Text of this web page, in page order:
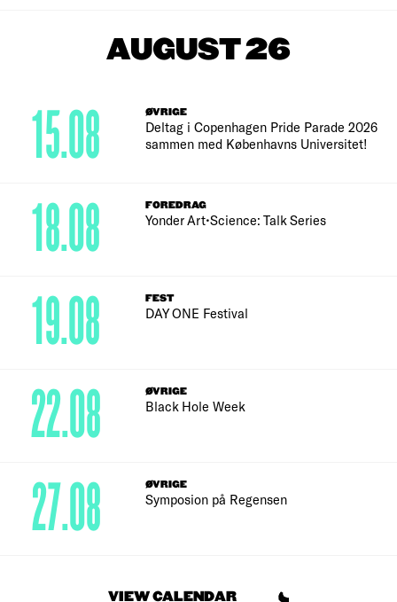
AUGUST 26
ØVRIGE
Deltag i Copenhagen Pride Parade 2026
sammen med Københavns Universitet!
15.08
FOREDRAG
Yonder Art•Science: Talk Series
18.08
FEST
DAY ONE Festival
19.08
ØVRIGE
Black Hole Week
22.08
ØVRIGE
Symposion på Regensen
27.08
VIEW CALENDAR